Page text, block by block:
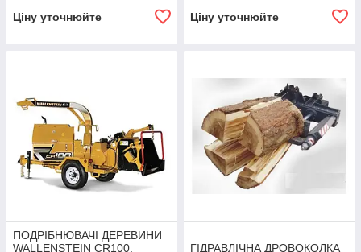
Ціну уточнюйте Ціну уточнюйте
ПОДРІБНЮВАЧІ ДЕРЕВИНИ
WALLENSTEIN CR100,
ГІДРАВЛІЧНА ДРОВОКОЛКА